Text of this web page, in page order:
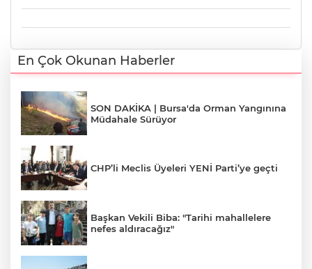
En Çok Okunan Haberler
SON DAKİKA | Bursa'da Orman Yangınına
Müdahale Sürüyor
CHP’li Meclis Üyeleri YENİ Parti’ye geçti
Başkan Vekili Biba: "Tarihi mahallelere
nefes aldıracağız"